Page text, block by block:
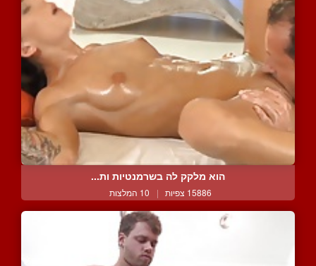
הוא מלקק לה בשרמנטיות ות...
15886 צפיות | 10 המלצות